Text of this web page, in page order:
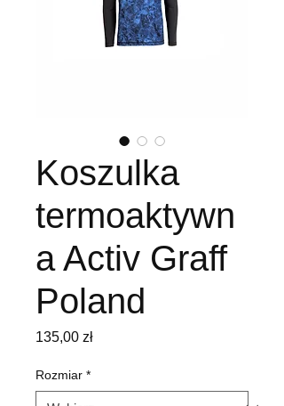
Koszulka
termoaktywn
a Activ Graff
Poland
135,00 złCena
Rozmiar *